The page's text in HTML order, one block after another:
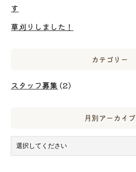
す
草刈りしました！
カテゴリー
スタッフ募集 (2)
月別アーカイブ